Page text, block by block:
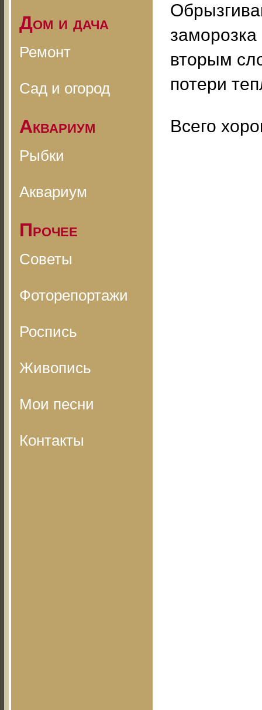
Дом и дача
Ремонт
Сад и огород
Аквариум
Рыбки
Аквариум
Прочее
Советы
Фоторепортажи
Роспись
Живопись
Мои песни
Контакты
вторым
потери
Всего